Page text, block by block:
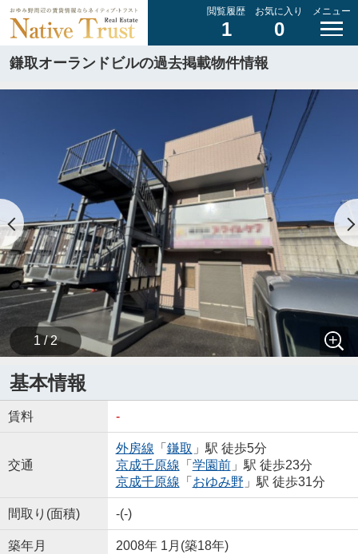
閲覧履歴
1
お気に入り
0
メニュー
鎌取オーランドビルの過去掲載物件情報
1 / 2
基本情報
賃料 -
交通
外房線 「 鎌取 」駅 徒歩5分
京成千原線 「 学園前」駅 徒歩23分
京成千原線 「 おゆみ野 」駅 徒歩31分
間取り(面積) -(-)
築年月 2008年 1月(築18年)